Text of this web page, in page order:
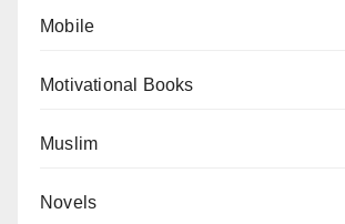
Mobile
Motivational Books
Muslim
Novels